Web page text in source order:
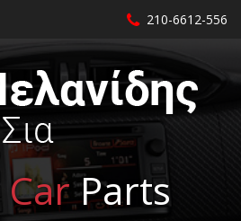
210-6612-556
CarParts